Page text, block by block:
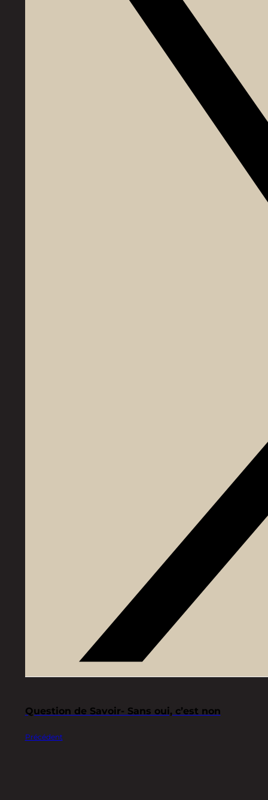
Précédent
Question de Savoir- Sans oui, c’est non